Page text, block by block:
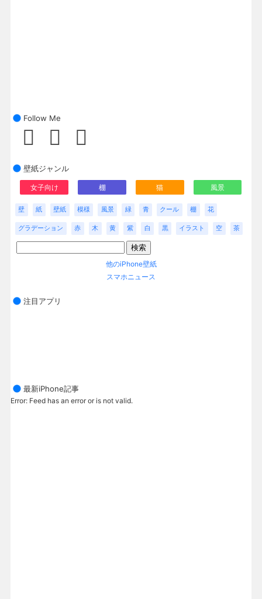
Follow Me
壁紙ジャンル
女子向け 棚 猫 風景
壁 紙 壁紙 模様 風景 緑 青 クール 棚 花
グラデーション 赤 木 黄 紫 白 黒 イラスト 空 茶
他のiPhone壁紙
スマホニュース
注目アプリ
最新iPhone記事
Error: Feed has an error or is not valid.